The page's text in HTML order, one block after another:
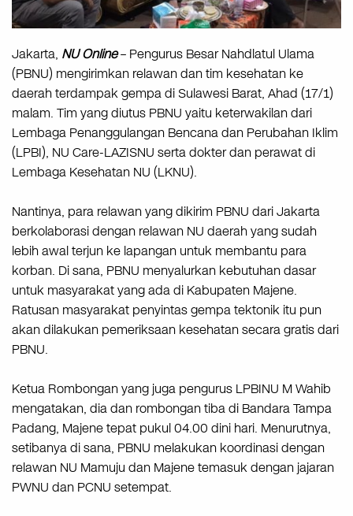
Jakarta, NU Online– Pengurus Besar Nahdlatul Ulama
(PBNU) mengirimkan relawan dan tim kesehatan ke
daerah terdampak gempa di Sulawesi Barat, Ahad (17/1)
malam. Tim yang diutus PBNU yaitu keterwakilan dari
Lembaga Penanggulangan Bencana dan Perubahan Iklim
(LPBI), NU Care-LAZISNU serta dokter dan perawat di
Lembaga Kesehatan NU (LKNU).
Nantinya, para relawan yang dikirim PBNU dari Jakarta
berkolaborasi dengan relawan NU daerah yang sudah
lebih awal terjun ke lapangan untuk membantu para
korban. Di sana, PBNU menyalurkan kebutuhan dasar
untuk masyarakat yang ada di Kabupaten Majene.
Ratusan masyarakat penyintas gempa tektonik itu pun
akan dilakukan pemeriksaan kesehatan secara gratis dari
PBNU.
Ketua Rombongan yang juga pengurus LPBINU M Wahib
mengatakan, dia dan rombongan tiba di Bandara Tampa
Padang, Majene tepat pukul 04.00 dini hari. Menurutnya,
setibanya di sana, PBNU melakukan koordinasi dengan
relawan NU Mamuju dan Majene temasuk dengan jajaran
PWNU dan PCNU setempat.